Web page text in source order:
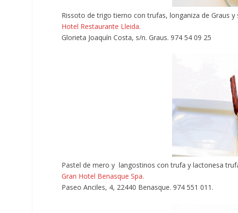
Rissoto de trigo tierno con trufas, longaniza de Graus
Hotel Restaurante Lleida.
Glorieta Joaquín Costa, s/n. Graus. 974 54 09 25
Pastel de mero y langostinos con trufa y lactonesa
Gran Hotel Benasque Spa.
Paseo Anciles, 4, 22440 Benasque. 974 551 011.